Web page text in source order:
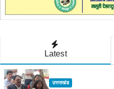
Latest
उत्तराखंड